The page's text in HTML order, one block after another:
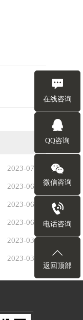
2023-07-18
2023-06-20
2023-06-15
2023-06-08
2023-03-17
2023-03-15
在线咨询
QQ咨询
微信咨询
电话咨询
返回顶部